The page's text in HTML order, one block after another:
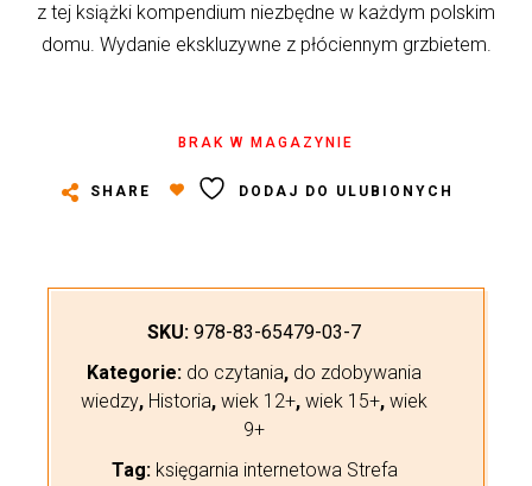
z tej książki kompendium niezbędne w każdym polskim
domu. Wydanie ekskluzywne z płóciennym grzbietem.
BRAK W MAGAZYNIE
SHARE DODAJ DO ULUBIONYCH
SKU: 978-83-65479-03-7
Kategorie: do czytania, do zdobywania
wiedzy, Historia, wiek 12+, wiek 15+, wiek
9+
Tag: księgarnia internetowa Strefa